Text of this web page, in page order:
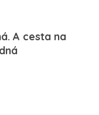
A cesta na